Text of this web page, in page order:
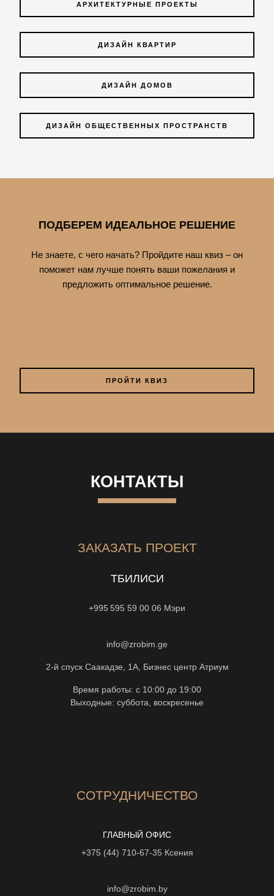
АРХИТЕКТУРНЫЕ ПРОЕКТЫ
ДИЗАЙН КВАРТИР
ДИЗАЙН ДОМОВ
ДИЗАЙН ОБЩЕСТВЕННЫХ ПРОСТРАНСТВ
ПОДБЕРЕМ ИДЕАЛЬНОЕ РЕШЕНИЕ
Не знаете, с чего начать? Пройдите наш квиз – он
поможет нам лучше понять ваши пожелания и
предложить оптимальное решение.
ПРОЙТИ КВИЗ
КОНТАКТЫ
ЗАКАЗАТЬ ПРОЕКТ
ТБИЛИСИ
+995 595 59 00 06 Мэри
info@zrobim.ge
2-й спуск Саакадзе, 1А, Бизнес центр Атриум
Время работы: с 10:00 до 19:00
Выходные: суббота, воскресенье
СОТРУДНИЧЕСТВО
ГЛАВНЫЙ ОФИС
+375 (44) 710-67-35 Ксения
info@zrobim.by